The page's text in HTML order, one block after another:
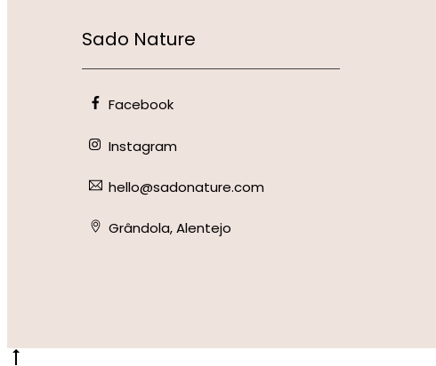
Sado Nature
Facebook
Instagram
hello@sadonature.com
Grândola, Alentejo